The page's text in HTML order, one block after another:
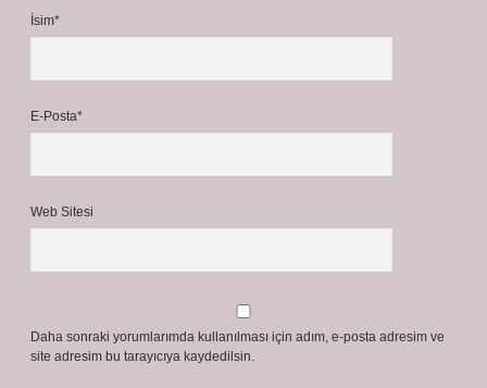
İsim*
E-Posta*
Web Sitesi
Daha sonraki yorumlarımda kullanılması için adım, e-posta adresim ve
site adresim bu tarayıcıya kaydedilsin.